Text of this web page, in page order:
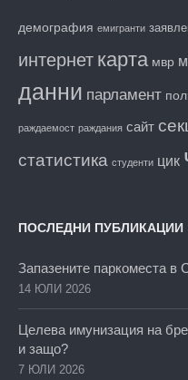
демография емигранти
интернет карта мвр
данни парламент
раждаемост раждания сайт
статистика студенти цик
ПОСЛЕДНИ ПУБЛИКАЦИИ
Запазените паркоместа в
14 ЮЛИ 2026
Целева имунизация на
и защо?
7 ЮЛИ 2026